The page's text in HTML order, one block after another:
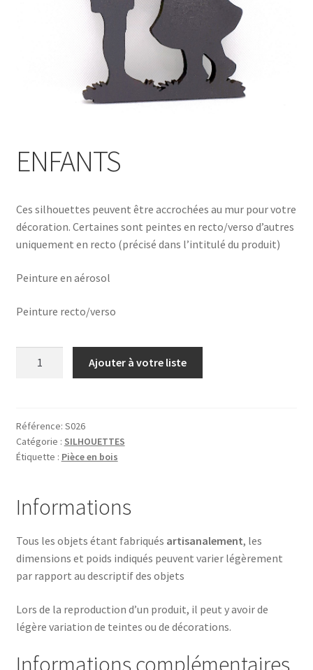
ENFANTS
Ces silhouettes peuvent être accrochées au mur pour votre
décoration. Certaines sont peintes en recto/verso d’autres
uniquement en recto (précisé dans l’intitulé du produit)
Peinture en aérosol
Peinture recto/verso
Ajouter à votre liste
Référence: S026
Catégorie : SILHOUETTES
Étiquette : Pièce en bois
Informations
Tous les objets étant fabriqués artisanalement, les
dimensions et poids indiqués peuvent varier légèrement
par rapport au descriptif des objets
Lors de la reproduction d’un produit, il peut y avoir de
légère variation de teintes ou de décorations.